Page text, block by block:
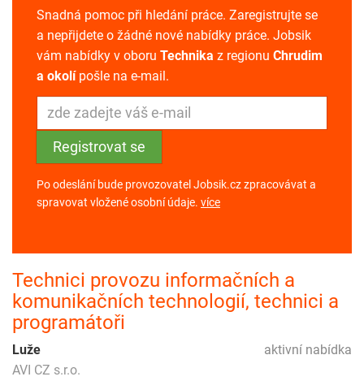
Snadná pomoc při hledání práce. Zaregistrujte se
a nepřijdete o žádné nové nabídky práce. Jobsik
vám nabídky v oboru Technika z regionu Chrudim
a okolípošle na e-mail.
Po odeslání bude provozovatel Jobsik.cz zpracovávat a
spravovat vložené osobní údaje. více
Technici provozu informačních a
komunikačních technologií, technici a
programátoři
aktivní nabídka
Luže
AVI CZ s.r.o.